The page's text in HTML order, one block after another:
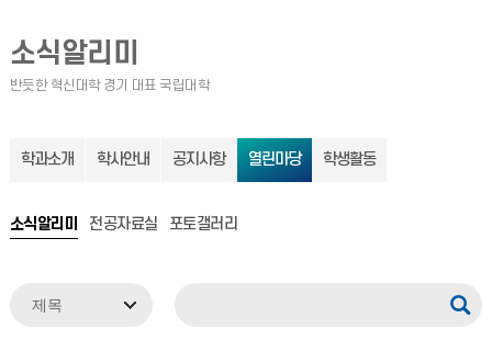
소식알리미
학과소개 학사안내 공지사항 열린마당 학생활동
소식알리미 전공자료실 포토갤러리